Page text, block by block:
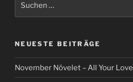
NEUESTE BEITRÄGE
November Növelet – All Your Love